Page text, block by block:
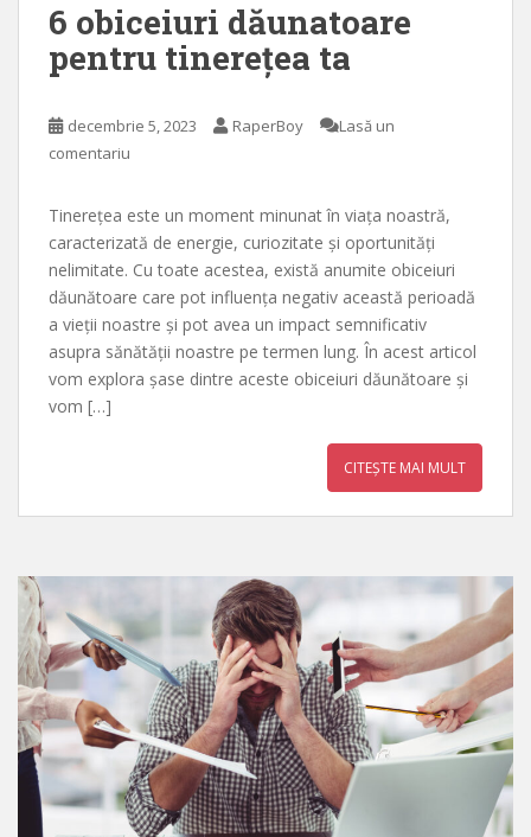
6 obiceiuri dăunatoare
pentru tinerețea ta
decembrie 5, 2023 RaperBoy
Lasă un
comentariu
Tinerețea este un moment minunat în viața noastră,
caracterizată de energie, curiozitate și oportunități
nelimitate. Cu toate acestea, există anumite obiceiuri
dăunătoare care pot influența negativ această perioadă
a vieții noastre și pot avea un impact semnificativ
asupra sănătății noastre pe termen lung. În acest articol
vom explora șase dintre aceste obiceiuri dăunătoare și
vom […]
CITEȘTE MAI MULT